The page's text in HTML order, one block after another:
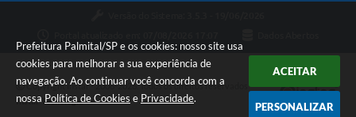
Prefeitura Palmital/SP e os cookies: nosso site usa
cookies para melhorar a sua experiência de
navegação. Ao continuar você concorda com a
nossa Política de Cookies e Privacidade.
ACEITAR
PERSONALIZAR
Copyright Instar - 2006-2026. Todos os direitos reservados -
Instar Tecnologia